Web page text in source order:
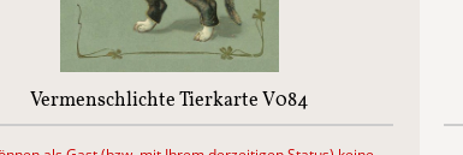
Vermenschlichte Tierkarte V084